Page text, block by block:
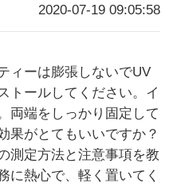
2020-07-19 09:05:58
ィーは膨張しないでUV
トールしてください。イ
両端をしっかり固定して
果がとてもいいですか？
測定方法と注意事項を教
に熱心で、軽く置いてく